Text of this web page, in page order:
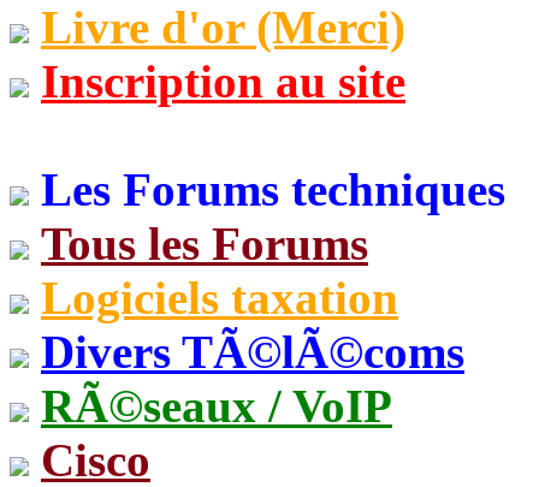
Livre d'or (Merci)
Inscription au site
Les Forums techniques
Tous les Forums
Logiciels taxation
Divers TÃ©lÃ©coms
RÃ©seaux / VoIP
Cisco